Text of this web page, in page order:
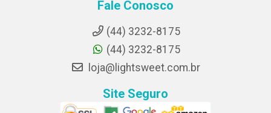
Fale Conosco
(44) 3232-8175
(44) 3232-8175
loja@lightsweet.com.br
Site Seguro